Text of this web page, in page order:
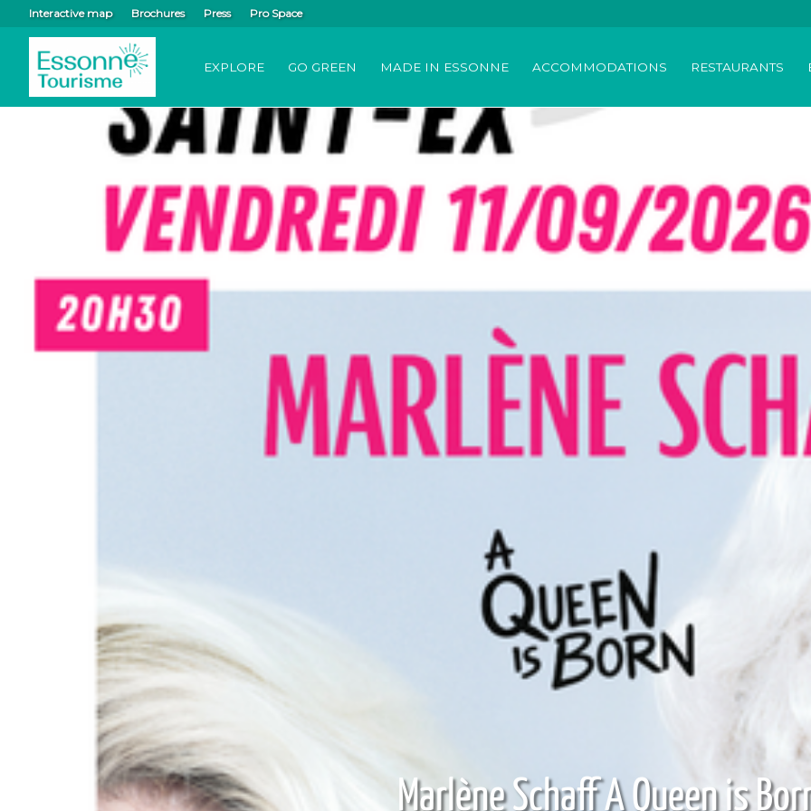
Interactive map Brochures Press Pro Space
EXPLORE GO GREEN MADE IN ESSONNE ACCOMMODATIONS RESTAURANTS
Marlène Schaff A Queen is